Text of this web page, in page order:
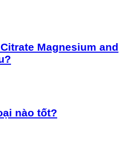
Magnesium and
nào tốt?